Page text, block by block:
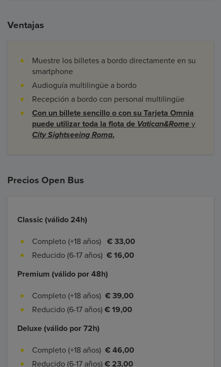
Ventajas
Muestre los billetes a bordo directamente en su
smartphone
Audioguía multilingüe a bordo
Recepción a bordo con personal multilingüe
Con un billete sencillo o con su Tarjeta Omnia
puede utilizar toda la flota de Vatican&Rome y
City Sightseeing Roma.
Precios Open Bus
Classic (válido 24h)
Completo (+18 años) € 33,00
Reducido (6-17 años) € 16,00
Premium (válido por 48h)
Completo (+18 años) € 39,00
Reducido (6-17 años) € 19,00
Deluxe (válido por 72h)
Completo (+18 años) € 46,00
Reducido (6-17 años) € 23,00